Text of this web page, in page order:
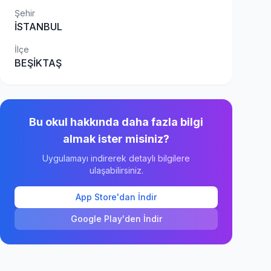
Şehir
İSTANBUL
İlçe
BEŞİKTAŞ
Bu okul hakkında daha fazla bilgi
almak ister misiniz?
Uygulamayı indirerek detaylı bilgilere
ulaşabilirsiniz.
App Store'dan İndir
Google Play'den İndir